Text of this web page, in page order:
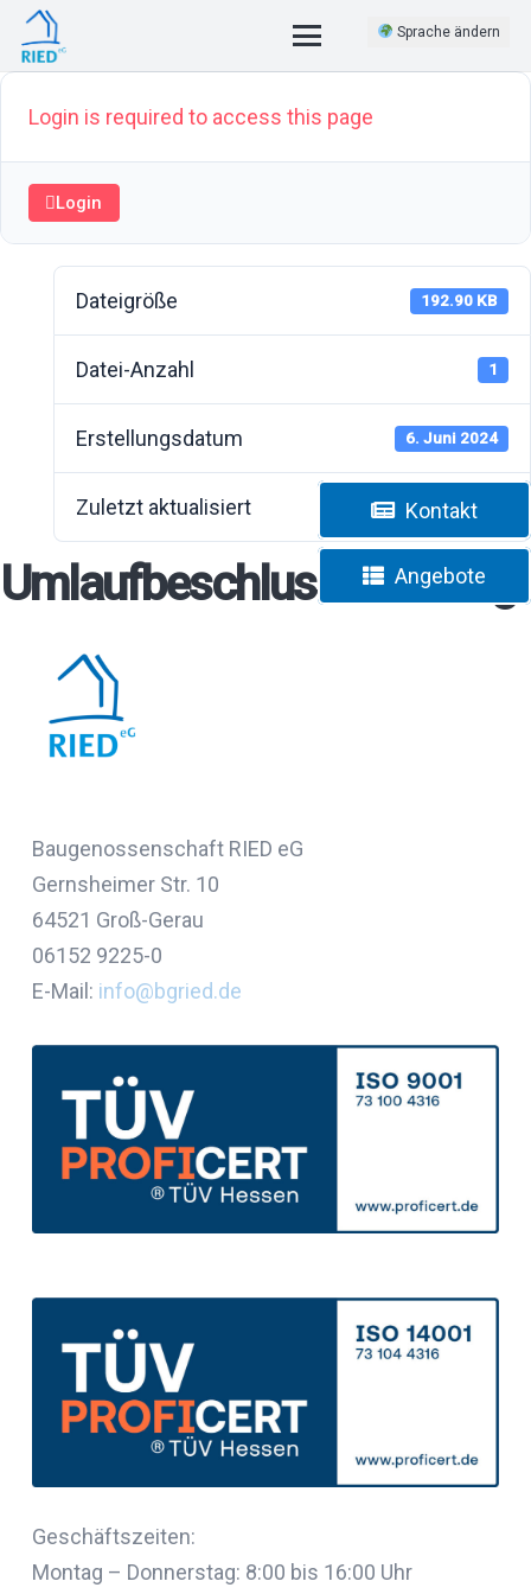
Sprache ändern
Login is required to access this page
Login
Dateigröße 192.90 KB
Datei-Anzahl 1
Erstellungsdatum 6. Juni 2024
Zuletzt aktualisiert 6. Juni 2024
Kontakt
Angebote
Baugenossenschaft RIED eG
Gernsheimer Str. 10
64521 Groß-Gerau
06152 9225-0
E-Mail: info@bgried.de
Geschäftszeiten:
Montag – Donnerstag: 8:00 bis 16:00 Uhr